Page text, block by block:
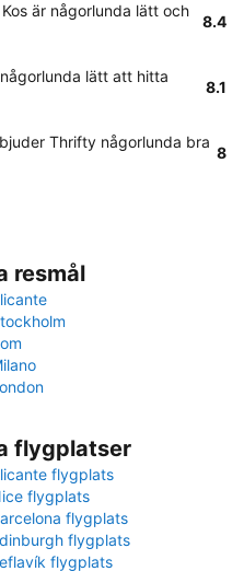
är någorlunda lätt och
8.4
lätt att hitta
8.1
Thrifty någorlunda bra
8
resmål
flygplatser
flygplats
flygplats
flygplats
flygplats
flygplats